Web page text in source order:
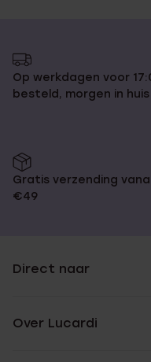
Op werkdagen voor
besteld, morgen in huis
Gratis verzending
€49
Direct naar
Over Lucardi